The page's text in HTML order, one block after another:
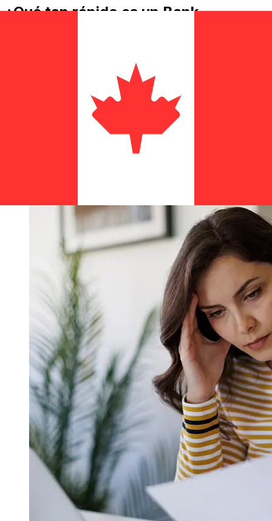
¿Qué tan rápido es un Bank
Los tiempos de entrega para transferencias
internacionales con Bank Millennium de Polonia a
Canadá varían según el método de pago y el momento
de la transacción. Normalmente, las transferencias
bancarias internacionales tardan entre 1 y 5 días
laborables. Factores como los festivos bancarios y los
controles de seguridad también pueden afectar la